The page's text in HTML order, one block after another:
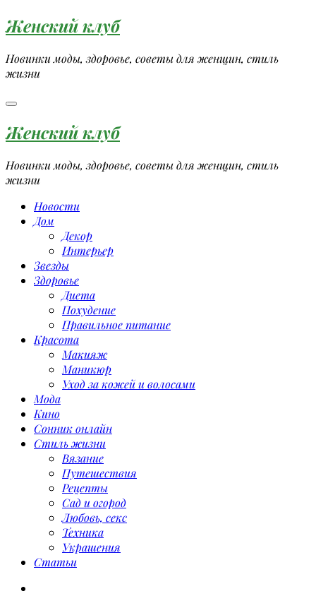
Перейти
к
содержимому
Женский клуб
Новинки моды, здоровье, советы для женщин, стиль
жизни
Женский клуб
Новинки моды, здоровье, советы для женщин, стиль
жизни
Новости
Дом
Декор
Интерьер
Звезды
Здоровье
Диета
Похудение
Правильное питание
Красота
Макияж
Маникюр
Уход за кожей и волосами
Мода
Кино
Сонник онлайн
Стиль жизни
Вязание
Путешествия
Рецепты
Сад и огород
Любовь, секс
Техника
Украшения
Статьи